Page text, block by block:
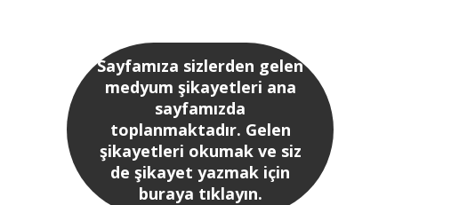
Sayfamıza sizlerden gelen
medyum şikayetleri ana
sayfamızda
toplanmaktadır. Gelen
şikayetleri okumak ve siz
de şikayet yazmak için
buraya tıklayın.